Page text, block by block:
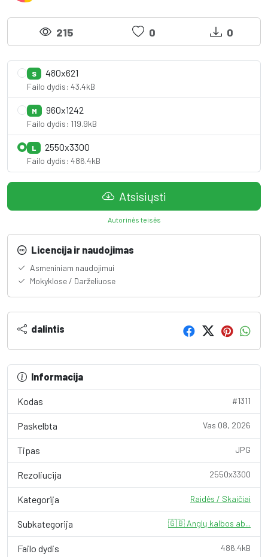
215 0 0
S 480x621
Failo dydis: 43.4kB
M 960x1242
Failo dydis: 119.9kB
L 2550x3300
Failo dydis: 486.4kB
Atsisiųsti
Autorinės teisės
Licencija ir naudojimas
Asmeniniam naudojimui
Mokyklose / Darželiuose
dalintis
Informacija
Kodas #1311
Paskelbta Vas 08, 2026
Tipas JPG
Rezoliucija 2550x3300
Kategorija Raidės / Skaičiai
Subkategorija 🇬🇧 Anglų kalbos ab...
Failo dydis 486.4kB